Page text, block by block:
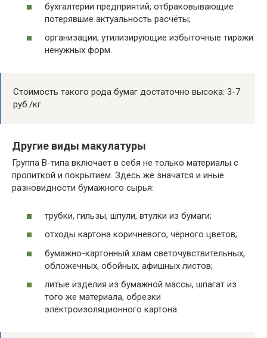
бухгалтерии предприятий, отбраковывающие
потерявшие актуальность расчёты;
организации, утилизирующие избыточные тиражи
ненужных форм.
Стоимость такого рода бумаг достаточно высока: 3-7
руб./кг.
Другие виды макулатуры
Группа В-типа включает в себя не только материалы с
пропиткой и покрытием. Здесь же значатся и иные
разновидности бумажного сырья:
трубки, гильзы, шпули, втулки из бумаги;
отходы картона коричневого, чёрного цветов;
бумажно-картонный хлам светочувствительных,
обложечных, обойных, афишных листов;
литые изделия из бумажной массы, шпагат из
того же материала, обрезки
электроизоляционного картона.